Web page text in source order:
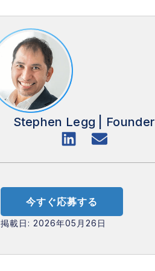
Stephen Legg | Founder
今すぐ応募する
掲載日: 2026年05月26日